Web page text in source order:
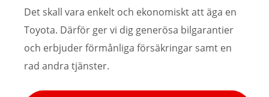
Det skall vara enkelt och ekonomiskt att äga en
Toyota. Därför ger vi dig generösa bilgarantier
och erbjuder förmånliga försäkringar samt en
rad andra tjänster.